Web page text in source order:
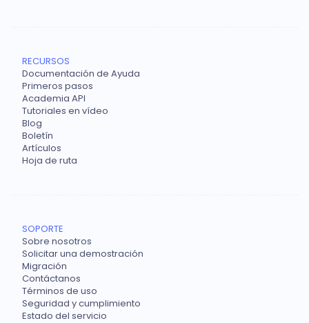
RECURSOS
Documentación de Ayuda
Primeros pasos
Academia API
Tutoriales en vídeo
Blog
Boletín
Artículos
Hoja de ruta
SOPORTE
Sobre nosotros
Solicitar una demostración
Migración
Contáctanos
Términos de uso
Seguridad y cumplimiento
Estado del servicio